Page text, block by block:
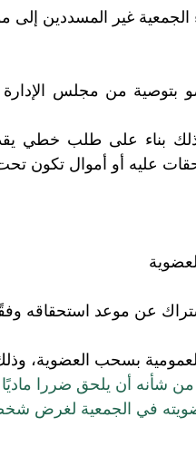
من مجلس الإدارة
عليه أو أموال تكون
شأنه أن يلحق ضررا ماديًا
في الجمعية لغرض